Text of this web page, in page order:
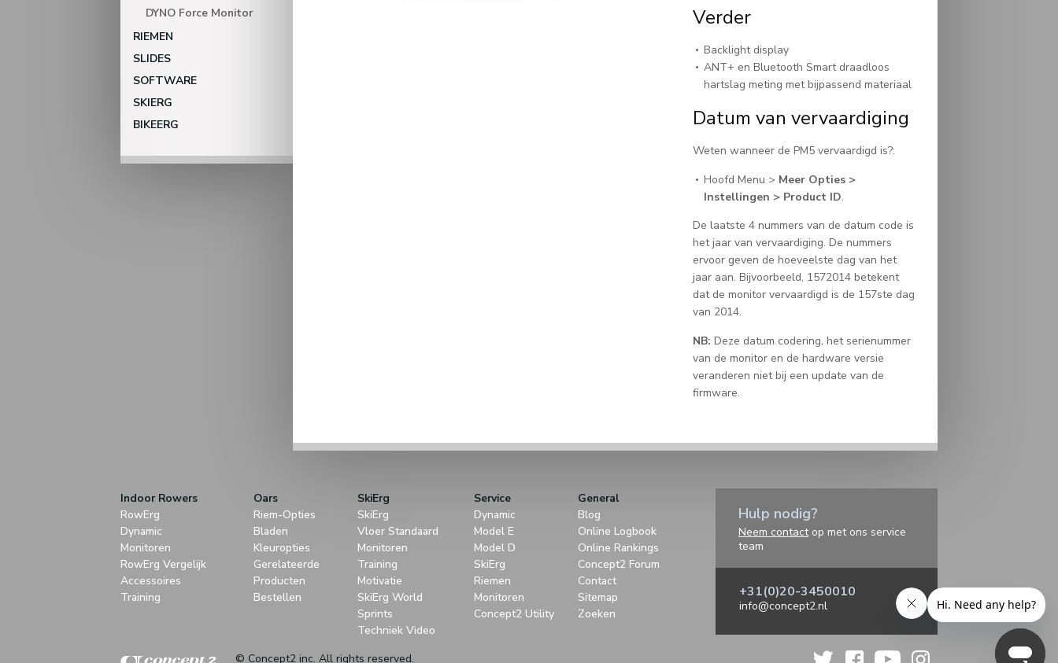
DYNO Force Monitor
RIEMEN
SLIDES
SOFTWARE
SKIERG
BIKEERG
Verder
Backlight display
ANT+ en Bluetooth Smart draadloos
hartslag meting met bijpassend materiaal
Datum van vervaardiging
Weten wanneer de PM5 vervaardigd is?:
Hoofd Menu > Meer Opties >
Instellingen > Product ID.
De laatste 4 nummers van de datum code is
het jaar van vervaardiging. De nummers
ervoor geven de hoeveelste dag van het
jaar aan. Bijvoorbeeld, 1572014 betekent
dat de monitor vervaardigd is de 157ste dag
van 2014.
NB: Deze datum codering, het serienummer
van de monitor en de hardware versie
veranderen niet bij een update van de
firmware.
Indoor Rowers
RowErg
Dynamic
Monitoren
RowErg Vergelijk
Accessoires
Training
Oars
Riem-Opties
Bladen
Kleuropties
Gerelateerde
Producten
Bestellen
SkiErg
SkiErg
Vloer Standaard
Monitoren
Training
Motivatie
SkiErg World
Sprints
Techniek Video
Service
Dynamic
Model E
Model D
SkiErg
Riemen
Monitoren
Concept2 Utility
General
Blog
Online Logbook
Online Rankings
Concept2 Forum
Contact
Sitemap
Zoeken
Hulp nodig?
Neem contactop met ons service
team
+31(0)20-3450010
info@concept2.nl
© Concept2 inc. All rights reserved.